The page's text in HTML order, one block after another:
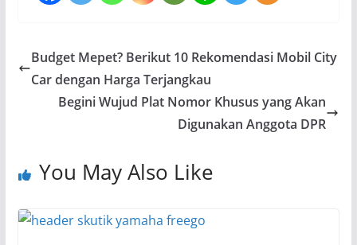
Budget Mepet? Berikut 10 Rekomendasi Mobil City
Car dengan Harga Terjangkau
Begini Wujud Plat Nomor Khusus yang Akan
Digunakan Anggota DPR
You May Also Like